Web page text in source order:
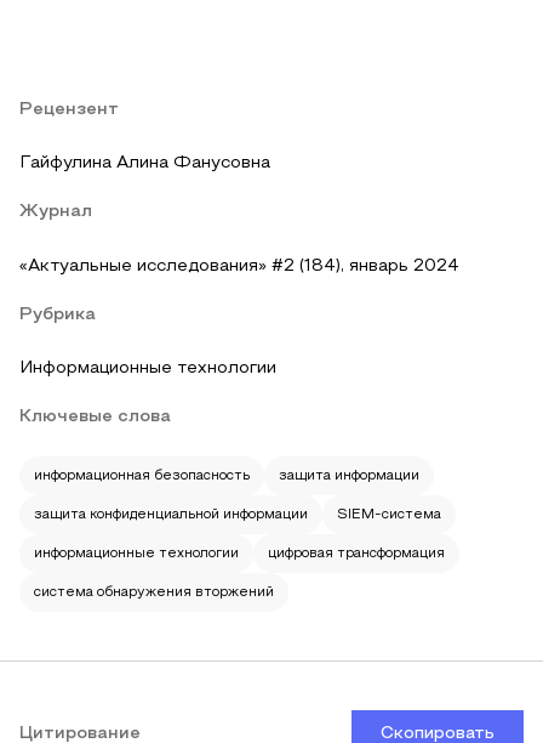
Рецензент
Гайфулина Алина Фанусовна
Журнал
«Актуальные исследования» #2 (184), январь 2024
Рубрика
Информационные технологии
Ключевые слова
информационная безопасность защита информации
защита конфиденциальной информации SIEM-система
информационные технологии цифровая трансформация
система обнаружения вторжений
Цитирование Скопировать